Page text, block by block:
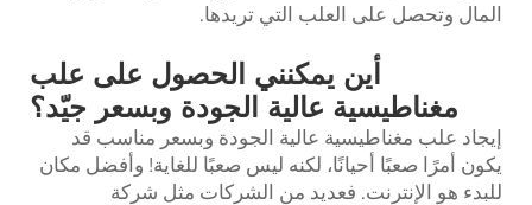
المال وتحصل على العلب التي تريدها.
أين يمكنني الحصول على علب
مغناطيسية عالية الجودة وبسعر جيّد؟
إيجاد علب مغناطيسية عالية الجودة وبسعر مناسب قد
يكون أمرًا صعبًا أحيانًا، لكنه ليس صعبًا للغاية! وأفضل مكان
للبدء هو الإنترنت. فعديد من الشركات مثل شركة